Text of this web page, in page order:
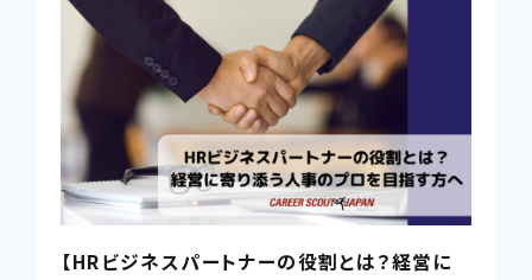
【HRビジネスパートナーの役割とは？経営に